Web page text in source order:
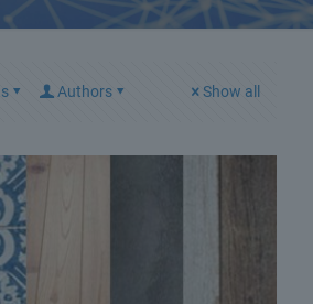
Authors Show all